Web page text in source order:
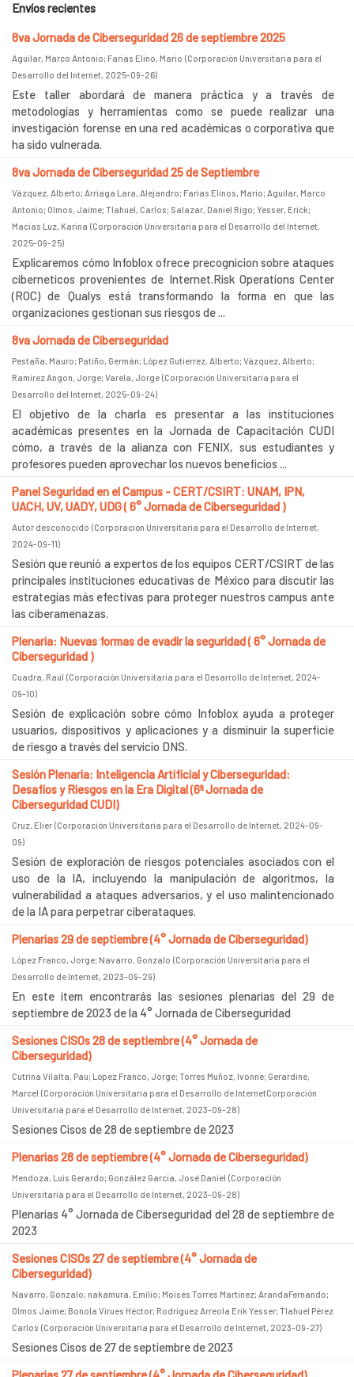
Envíos recientes
8va Jornada de Ciberseguridad 26 de septiembre 2025
Aguilar, Marco Antonio; Farías Elino, Mario (Corporación Universitaria para el
Desarrollo del Internet, 2025-09-26)
Este taller abordará de manera práctica y a través de
metodologías y herramientas como se puede realizar una
investigación forense en una red académicas o corporativa que
ha sido vulnerada.
8va Jornada de Ciberseguridad 25 de Septiembre
Vázquez, Alberto; Arriaga Lara, Alejandro; Farías Elinos, Mario; Aguilar, Marco
Antonio; Olmos, Jaime; Tlahuel, Carlos; Salazar, Daniel Rigo; Yesser, Erick;
Macias Luz, Karina (Corporación Universitaria para el Desarrollo del Internet,
2025-09-25)
Explicaremos cómo Infoblox ofrece precognicion sobre ataques
ciberneticos provenientes de Internet.Risk Operations Center
(ROC) de Qualys está transformando la forma en que las
organizaciones gestionan sus riesgos de ...
8va Jornada de Ciberseguridad
Pestaña, Mauro; Patiño, Germán; López Gutierrez, Alberto; Vázquez, Alberto;
Ramírez Angon, Jorge; Varela, Jorge (Corporación Universitaria para el
Desarrollo del Internet, 2025-09-24)
El objetivo de la charla es presentar a las instituciones
académicas presentes en la Jornada de Capacitación CUDI
cómo, a través de la alianza con FENIX, sus estudiantes y
profesores pueden aprovechar los nuevos beneficios ...
Panel Seguridad en el Campus - CERT/CSIRT: UNAM, IPN,
UACH, UV, UADY, UDG ( 6° Jornada de Ciberseguridad )
Autor desconocido (Corporación Universitaria para el Desarrollo de Internet,
2024-09-11)
Sesión que reunió a expertos de los equipos CERT/CSIRT de las
principales instituciones educativas de México para discutir las
estrategias más efectivas para proteger nuestros campus ante
las ciberamenazas.
Plenaria: Nuevas formas de evadir la seguridad ( 6° Jornada de
Ciberseguridad )
Cuadra, Raúl (Corporación Universitaria para el Desarrollo de Internet, 2024-
09-10)
Sesión de explicación sobre cómo Infoblox ayuda a proteger
usuarios, dispositivos y aplicaciones y a disminuir la superficie
de riesgo a través del servicio DNS.
Sesión Plenaria: Inteligencia Artificial y Ciberseguridad:
Desafíos y Riesgos en la Era Digital (6ª Jornada de
Ciberseguridad CUDI)
Cruz, Elier (Corporación Universitaria para el Desarrollo de Internet, 2024-09-
09)
Sesión de exploración de riesgos potenciales asociados con el
uso de la IA, incluyendo la manipulación de algoritmos, la
vulnerabilidad a ataques adversarios, y el uso malintencionado
de la IA para perpetrar ciberataques.
Plenarias 29 de septiembre (4° Jornada de Ciberseguridad)
López Franco, Jorge; Navarro, Gonzalo (Corporación Universitaria para el
Desarrollo de Internet, 2023-09-29)
En este item encontrarás las sesiones plenarias del 29 de
septiembre de 2023 de la 4° Jornada de Ciberseguridad
Sesiones CISOs 28 de septiembre (4° Jornada de
Ciberseguridad)
Cutrina Vilalta, Pau; López Franco, Jorge; Torres Muñoz, Ivonne; Gerardine,
Marcel (Corporación Universitaria para el Desarrollo de InternetCorporación
Universitaria para el Desarrollo de Internet, 2023-09-28)
Sesiones Cisos de 28 de septiembre de 2023
Plenarias 28 de septiembre (4° Jornada de Ciberseguridad)
Mendoza, Luis Gerardo; González García, José Daniel (Corporación
Universitaria para el Desarrollo de Internet, 2023-09-28)
Plenarias 4° Jornada de Ciberseguridad del 28 de septiembre de
2023
Sesiones CISOs 27 de septiembre (4° Jornada de
Ciberseguridad)
Navarro, Gonzalo; nakamura, Emilio; Moisés Torres Martínez; ArandaFernando;
Olmos Jaime; Bonola Virues Héctor; Rodríguez Arreola Erik Yesser; Tlahuel Pérez
Carlos (Corporación Universitaria para el Desarrollo de Internet, 2023-09-27)
Sesiones Cisos de 27 de septiembre de 2023